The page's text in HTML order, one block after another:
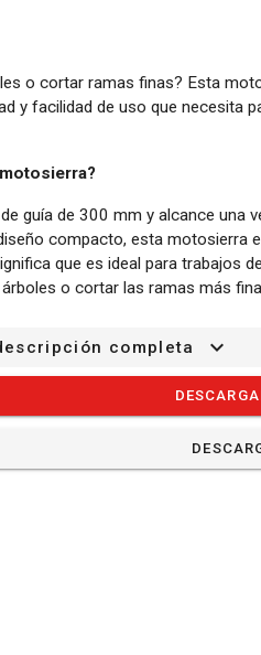
o cortar ramas finas? Esta
y facilidad de uso que necesita
guía de 300 mm y alcance una
compacto, esta motosierra
que es ideal para trabajos
o cortar las ramas más
miniatura y se pueden operar
inestable para esas ramas
de podar telescópicas de
completa